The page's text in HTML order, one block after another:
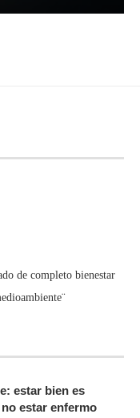
de completo bienestar
estar bien es
estar enfermo